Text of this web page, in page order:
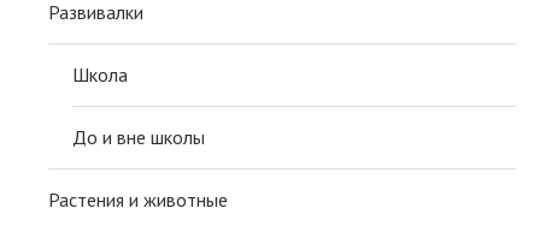
Развивалки
Школа
До и вне школы
Растения и животные